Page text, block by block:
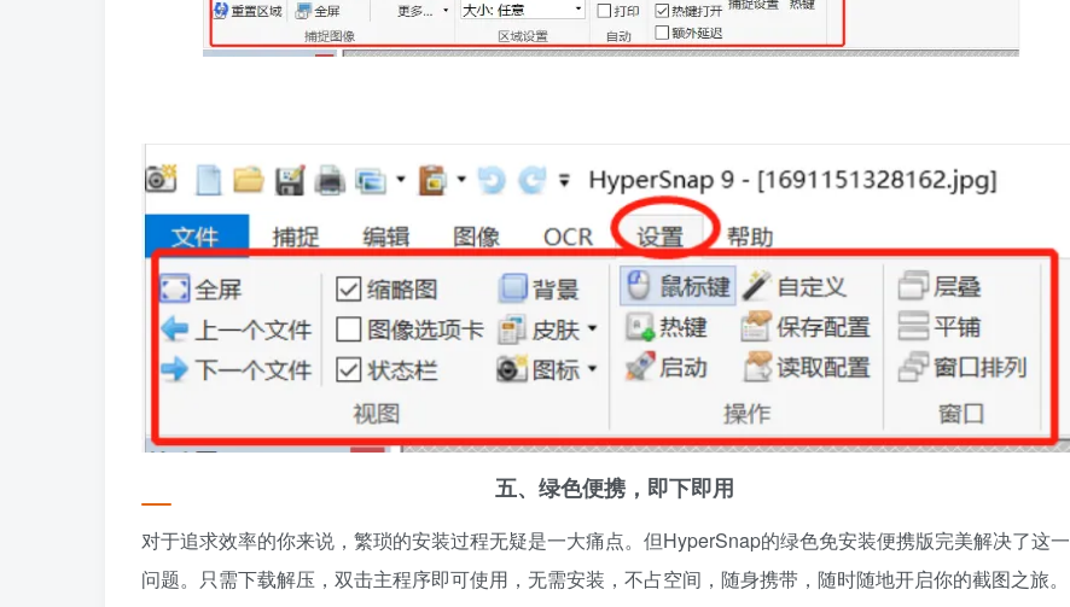
五、绿色便携，即下即用
对于追求效率的你来说，繁琐的安装过程无疑是一大痛点。但HyperSnap的绿色免安装便携版完美解决了这一
问题。只需下载解压，双击主程序即可使用，无需安装，不占空间，随身携带，随时随地开启你的截图之旅。